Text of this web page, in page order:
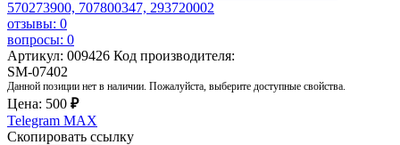
отзывы: 0
вопросы: 0
Артикул: 009426 Код производителя:
SM-07402
Данной позиции нет в наличии. Пожалуйста, выберите доступные свойства.
Цена: 500 ₽
Telegram MAX
Скопировать ссылку